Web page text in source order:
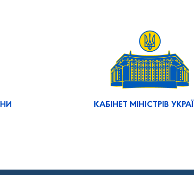
КАБІНЕТ МІНІСТРІВ